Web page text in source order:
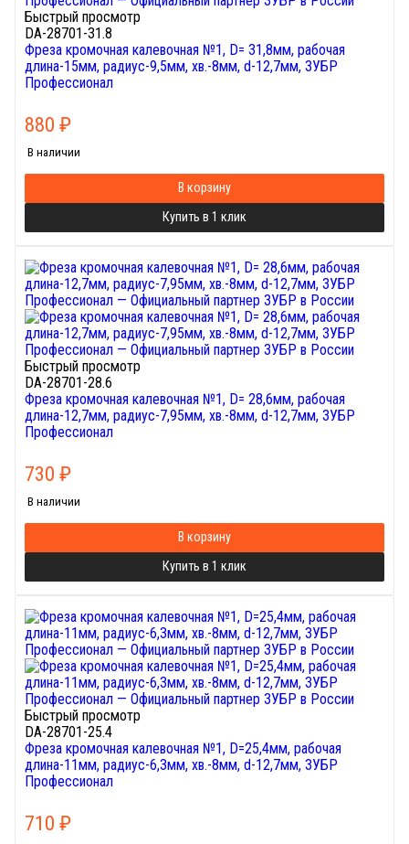
Быстрый просмотр
DA-28701-31.8
Фреза кромочная калевочная №1, D= 31,8мм, рабочая
длина-15мм, радиус-9,5мм, хв.-8мм, d-12,7мм, ЗУБР
Профессионал
880 ₽
В наличии
В корзину
Купить в 1 клик
Быстрый просмотр
DA-28701-28.6
Фреза кромочная калевочная №1, D= 28,6мм, рабочая
длина-12,7мм, радиус-7,95мм, хв.-8мм, d-12,7мм, ЗУБР
Профессионал
730 ₽
В наличии
В корзину
Купить в 1 клик
Быстрый просмотр
DA-28701-25.4
Фреза кромочная калевочная №1, D=25,4мм, рабочая
длина-11мм, радиус-6,3мм, хв.-8мм, d-12,7мм, ЗУБР
Профессионал
710 ₽